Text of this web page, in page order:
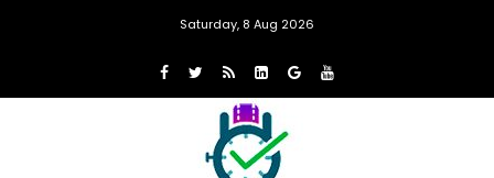
Saturday, 8 Aug 2026